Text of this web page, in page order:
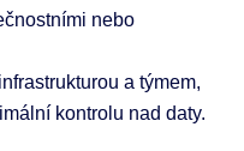
nebo
a týmem,
kontrolu nad daty.